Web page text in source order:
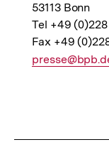
53113 Bonn
Tel +49
Fax +49
E-